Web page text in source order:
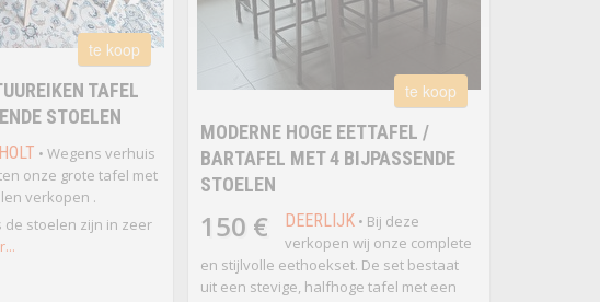
te koop
TAFEL
STOELEN
• Wegens verhuis
onze grote tafel met
verkopen .
de stoelen zijn in zeer
te koop
​MODERNE HOGE EETTAFEL /
BARTAFEL MET 4 BIJPASSENDE
STOELEN
150 € DEERLIJK • Bij deze
verkopen wij onze complete
en stijlvolle eethoekset. De set bestaat
uit een stevige, halfhoge tafel met een